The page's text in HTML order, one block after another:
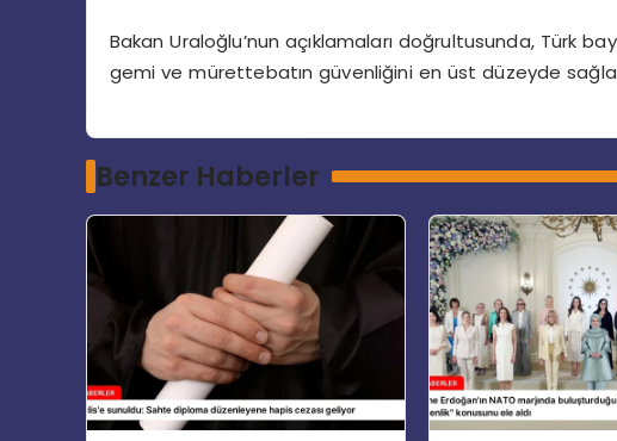
Bakan Uraloğlu’nun açıklamaları doğrultusunda, Türk
gemi ve mürettebatın güvenliğini en üst düzeyde
Benzer Haberler